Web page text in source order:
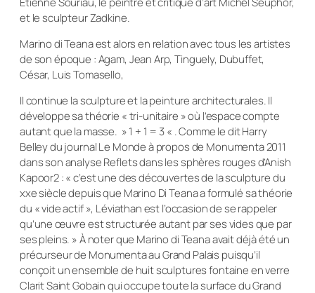
et le sculpteur Zadkine.
Marino di Teana est alors en relation avec tous les artistes
de son époque : Agam, Jean Arp, Tinguely, Dubuffet,
César, Luis Tomasello,
Il continue la sculpture et la peinture architecturales. Il
développe sa théorie « tri-unitaire » où l’espace compte
autant que la masse. » 1 + 1 = 3 « . Comme le dit Harry
Belley du journal Le Monde à propos de Monumenta 2011
dans son analyse Reflets dans les sphères rouges d’Anish
Kapoor2 : « c’est une des découvertes de la sculpture du
xxe siècle depuis que Marino Di Teana a formulé sa théorie
du « vide actif », Léviathan est l’occasion de se rappeler
qu’une œuvre est structurée autant par ses vides que par
ses pleins. » À noter que Marino di Teana avait déjà été un
précurseur de Monumenta au Grand Palais puisqu’il
conçoit un ensemble de huit sculptures fontaine en verre
Clarit Saint Gobain qui occupe toute la surface du Grand